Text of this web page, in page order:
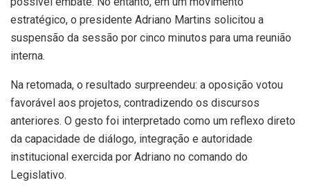
estratégico, o presidente Adriano Martins solicitou a
suspensão da sessão por cinco minutos para uma reunião
interna.
Na retomada, o resultado surpreendeu: a oposição votou
favorável aos projetos, contradizendo os discursos
anteriores. O gesto foi interpretado como um reflexo direto
da capacidade de diálogo, integração e autoridade
institucional exercida por Adriano no comando do
Legislativo.